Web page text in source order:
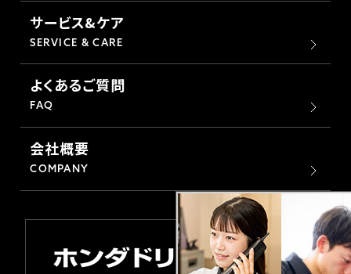
サービス&ケア
SERVICE & CARE
よくあるご質問
FAQ
会社概要
COMPANY